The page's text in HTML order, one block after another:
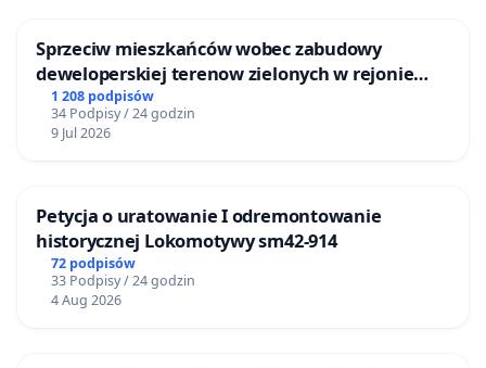
Sprzeciw mieszkańców wobec zabudowy
deweloperskiej terenow zielonych w rejonie
Bulwarów Straceńskich w Bielsku-Białej
1 208 podpisów
34 Podpisy / 24 godzin
9 Jul 2026
Petycja o uratowanie I odremontowanie
historycznej Lokomotywy sm42-914
72 podpisów
33 Podpisy / 24 godzin
4 Aug 2026